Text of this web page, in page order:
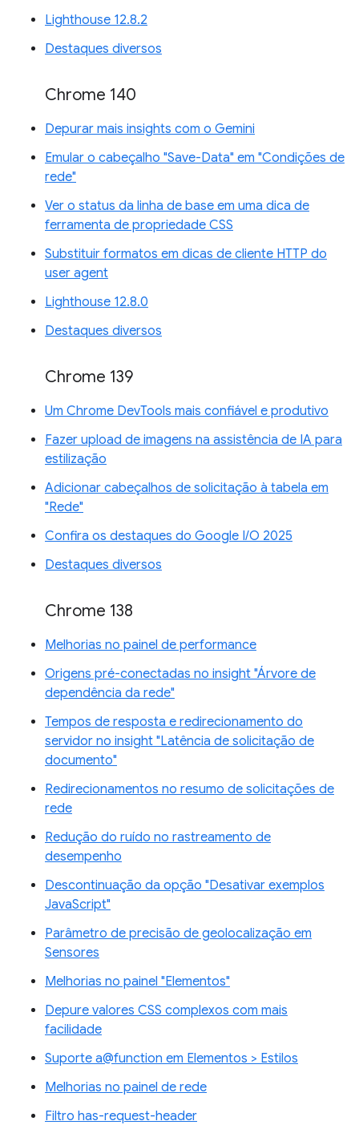
Lighthouse 12.8.2
Destaques diversos
Chrome 140
Depurar mais insights com o Gemini
Emular o cabeçalho "Save-Data" em "Condições de
rede"
Ver o status da linha de base em uma dica de
ferramenta de propriedade CSS
Substituir formatos em dicas de cliente HTTP do
user agent
Lighthouse 12.8.0
Destaques diversos
Chrome 139
Um Chrome DevTools mais confiável e produtivo
Fazer upload de imagens na assistência de IA para
estilização
Adicionar cabeçalhos de solicitação à tabela em
"Rede"
Confira os destaques do Google I/O 2025
Destaques diversos
Chrome 138
Melhorias no painel de performance
Origens pré-conectadas no insight "Árvore de
dependência da rede"
Tempos de resposta e redirecionamento do
servidor no insight "Latência de solicitação de
documento"
Redirecionamentos no resumo de solicitações de
rede
Redução do ruído no rastreamento de
desempenho
Descontinuação da opção "Desativar exemplos
JavaScript"
Parâmetro de precisão de geolocalização em
Sensores
Melhorias no painel "Elementos"
Depure valores CSS complexos com mais
facilidade
Suporte a@function em Elementos > Estilos
Melhorias no painel de rede
Filtro has-request-header